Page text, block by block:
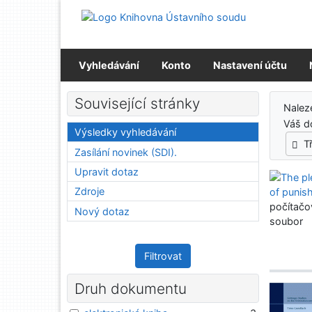
Přejít na menu
Vyhledávání Konto Nastavení účtu
Váš
soubor
Související stránky
Výsledky vyhledávání
Zasílání novinek (SDI).
Upravit dotaz
Zdroje
Nový dotaz
Filtrovat
Druh dokumentu